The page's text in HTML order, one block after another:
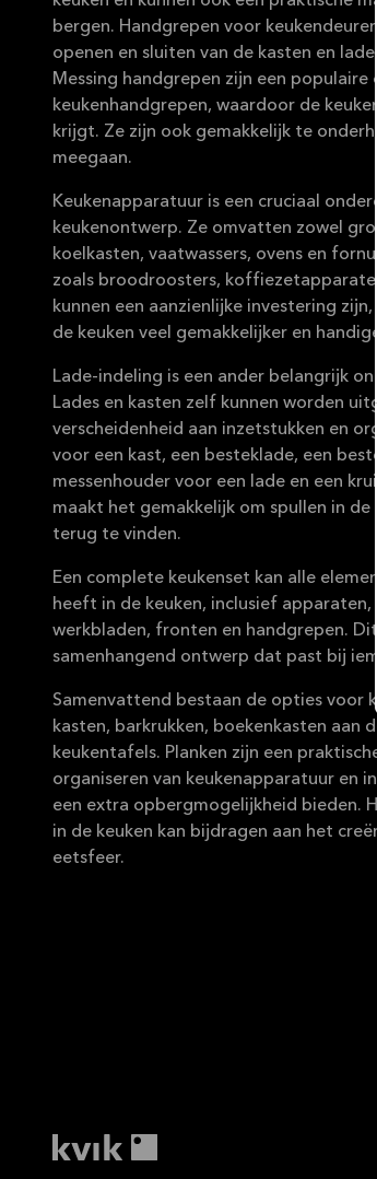
bergen. Handgrepen voor
openen en sluiten van de kasten en
Messing handgrepen zijn een populaire
keukenhandgrepen, waardoor de
krijgt. Ze zijn ook gemakkelijk te
meegaan.
Keukenapparatuur is een cruciaal
keukenontwerp. Ze omvatten zowel
koelkasten, vaatwassers, ovens en
zoals broodroosters,
kunnen een aanzienlijke investering
de keuken veel gemakkelijker en
Lade-indeling is een ander belangrijk
Lades en kasten zelf kunnen worden
verscheidenheid aan inzetstukken en
voor een kast, een besteklade, een
messenhouder voor een lade en een
maakt het gemakkelijk om spullen in de
terug te vinden.
Een complete keukenset kan alle
heeft in de keuken, inclusief apparaten,
werkbladen, fronten en handgrepen.
samenhangend ontwerp dat past bij
Samenvattend bestaan ​​de opties voor
kasten, barkrukken, boekenkasten aan
keukentafels. Planken zijn een
organiseren van keukenapparatuur en
een extra opbergmogelijkheid bieden.
in de keuken kan bijdragen aan het
eetsfeer.